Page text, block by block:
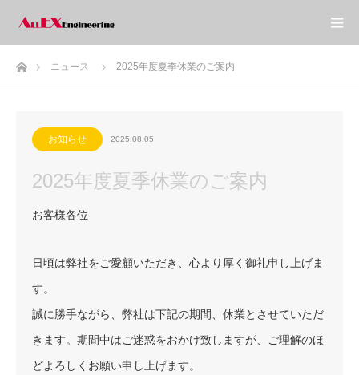
ホームニュース 2025年度夏季休業のご案内
お知らせ 2025.08.05
2025年度夏季休業のご案内
お客様各位
日頃は弊社をご愛顧いただき、心より厚く御礼申し上げま
す。
誠に勝手ながら、弊社は下記の期間、休業とさせていただ
きます。期間中はご迷惑をおかけ致しますが、ご理解のほ
どよろしくお願い申し上げます。